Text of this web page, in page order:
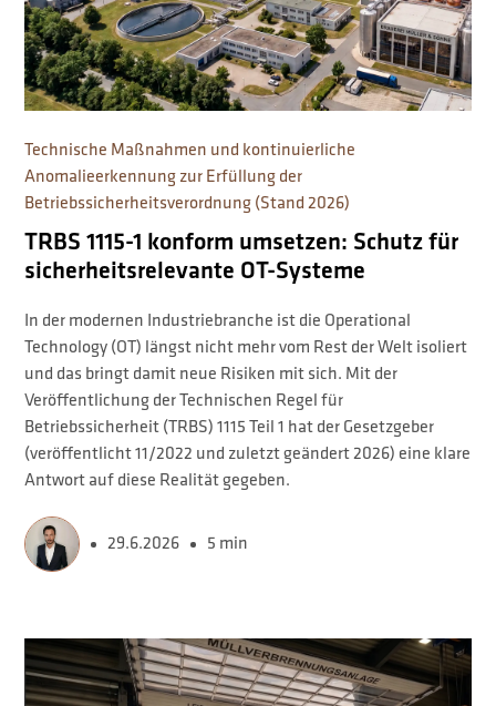
Technische Maßnahmen und kontinuierliche
Anomalieerkennung zur Erfüllung der
Betriebssicherheitsverordnung (Stand 2026)
TRBS 1115-1 konform umsetzen: Schutz für
sicherheitsrelevante OT-Systeme
In der modernen Industriebranche ist die Operational
Technology (OT) längst nicht mehr vom Rest der Welt isoliert
und das bringt damit neue Risiken mit sich. Mit der
Veröffentlichung der Technischen Regel für
Betriebssicherheit (TRBS) 1115 Teil 1 hat der Gesetzgeber
(veröffentlicht 11/2022 und zuletzt geändert 2026) eine klare
Antwort auf diese Realität gegeben.
29.6.2026 5 min